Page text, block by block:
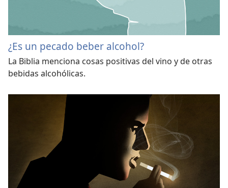
¿Es un pecado beber alcohol?
La Biblia menciona cosas positivas del vino y de otras
bebidas alcohólicas.